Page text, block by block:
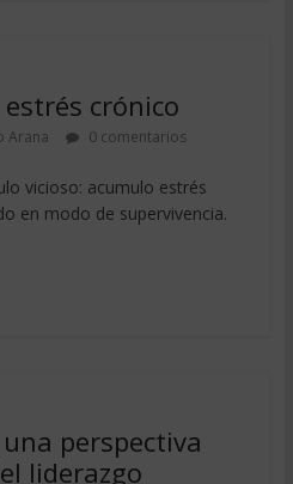
crónico
Arana 0 comentarios
vicioso: acumulo estrés
en modo de supervivencia.
perspectiva
liderazgo